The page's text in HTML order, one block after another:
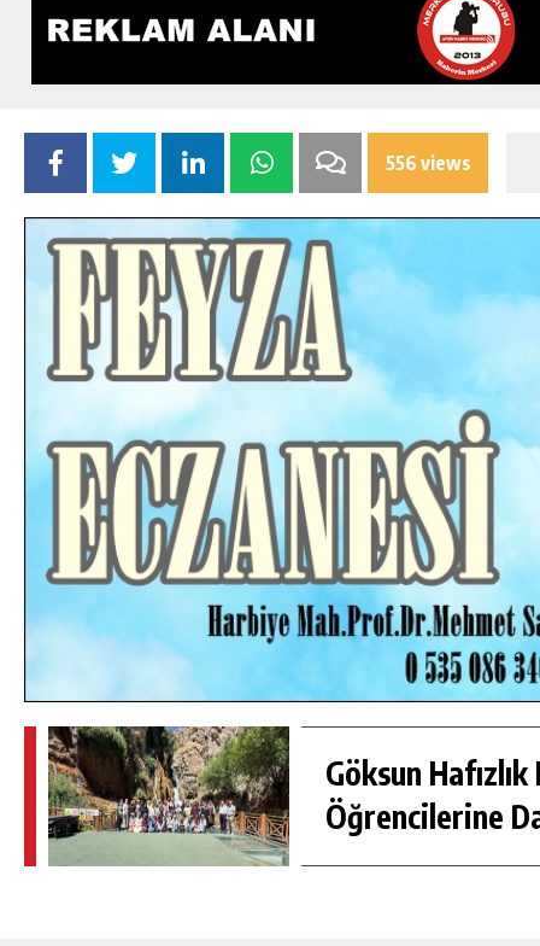
556 views
Göksun Hafızlık
Öğrencilerine
GÜNLÜK HABER AKIŞI
GÖKSUN HAFIZLIK KIZ KUR’AN KURSU
ÖĞRENCILERINE DARENDE GEZISI.